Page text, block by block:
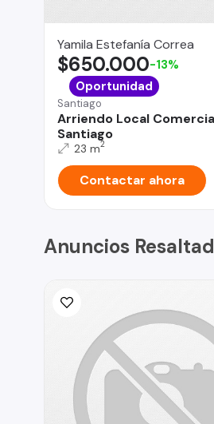
Yamila Estefanía Correa
Santiago
Arriendo Local
Santiago
$650.000-13%
Oportunidad
23 m2
Contactar ahora
Anuncios